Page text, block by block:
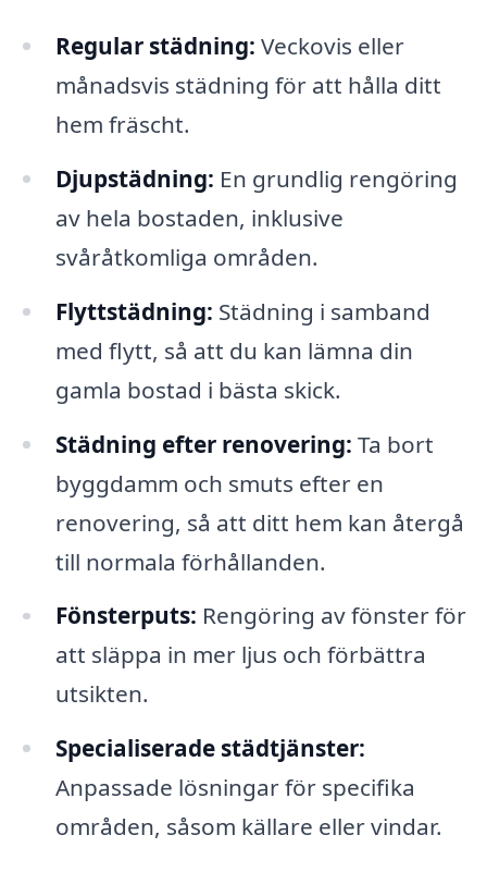
Regular städning: Veckovis eller
månadsvis städning för att hålla ditt
hem fräscht.
Djupstädning: En grundlig rengöring
av hela bostaden, inklusive
svåråtkomliga områden.
Flyttstädning: Städning i samband
med flytt, så att du kan lämna din
gamla bostad i bästa skick.
Städning efter renovering: Ta bort
byggdamm och smuts efter en
renovering, så att ditt hem kan återgå
till normala förhållanden.
Fönsterputs: Rengöring av fönster för
att släppa in mer ljus och förbättra
utsikten.
Specialiserade städtjänster:
Anpassade lösningar för specifika
områden, såsom källare eller vindar.